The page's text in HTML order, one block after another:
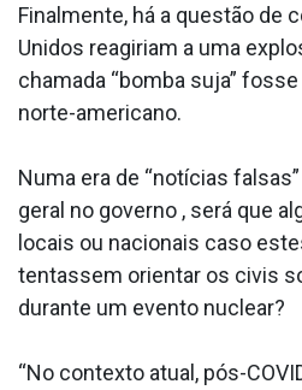
Finalmente, há a questão de
Unidos reagiriam a uma
chamada “bomba suja”
norte-americano.
Numa era de “notícias
geral no governo , será que
locais ou nacionais caso
tentassem orientar os civis
durante um evento nuclear?
“No contexto atual, pós-